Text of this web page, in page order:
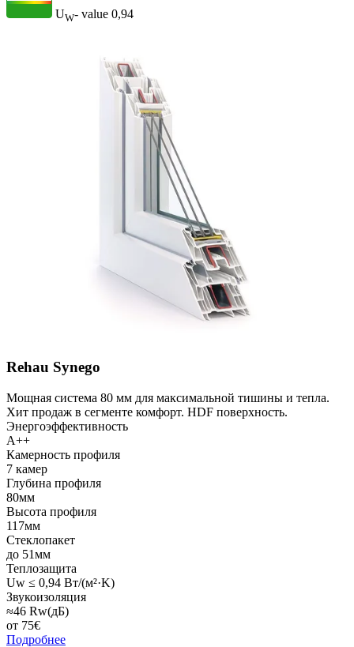
UW- value 0,94
Rehau Synego
Мощная система 80 мм для максимальной тишины и тепла.
Хит продаж в сегменте комфорт. HDF поверхность.
Энергоэффективность
A++
Камерность профиля
7 камер
Глубина профиля
80мм
Высота профиля
117мм
Стеклопакет
до 51мм
Теплозащита
Uw ≤ 0,94 Вт/(м²·K)
Звукоизоляция
≈46 Rw(дБ)
от 75€
Подробнее